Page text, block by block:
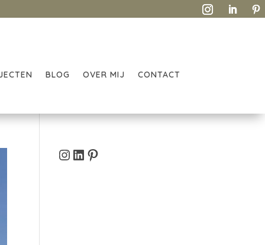
BLOG OVER MIJ CONTACT
Instagram
LinkedIn
Pinterest